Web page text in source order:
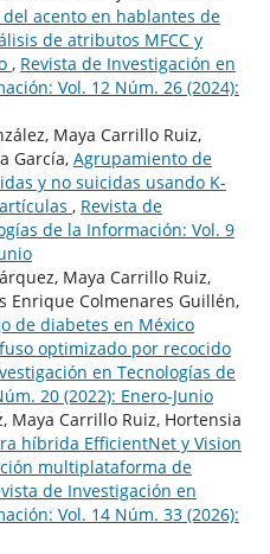
acento en hablantes de
de atributos MFCC y
, Revista de Investigación en
Vol. 12 Núm. 26 (2024):
Maya Carrillo Ruiz,
García, Agrupamiento de
y no suicidas usando K-
, Revista de
de la Información: Vol. 9
Maya Carrillo Ruiz,
Enrique Colmenares Guillén,
de diabetes en México
optimizado por recocido
en Tecnologías de
20 (2022): Enero-Junio
Maya Carrillo Ruiz, Hortensia
híbrida EfficientNet y Vision
multiplataforma de
de Investigación en
Vol. 14 Núm. 33 (2026):